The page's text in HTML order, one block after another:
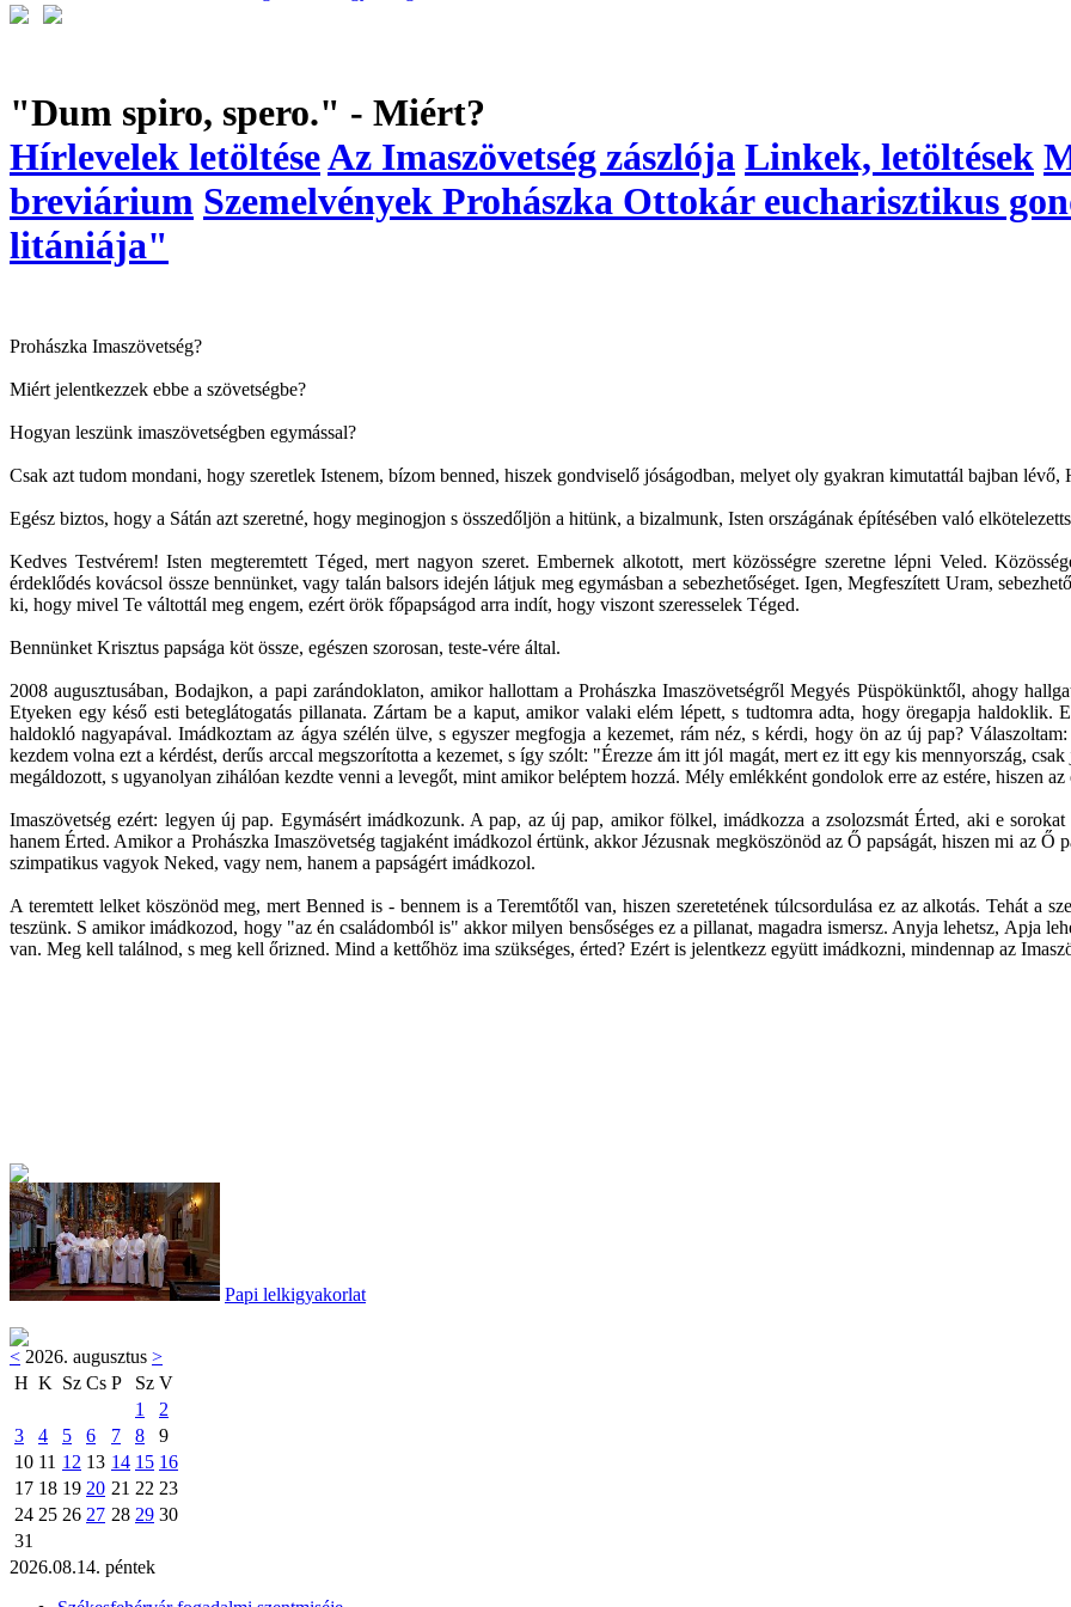
"Dum spiro, spero." - Miért?
Hírlevelek letöltéseAz Imaszövetség zászlója Linkek, letöltések
breviárium Szemelvények Prohászka Ottokár eucharisztikus
litániája"
Prohászka Imaszövetség?
Miért jelentkezzek ebbe a szövetségbe?
Hogyan leszünk imaszövetségben egymással?
Csak azt tudom mondani, hogy szeretlek Istenem, bízom benned, hiszek gondviselő jóságodban, melyet oly gyakran kimutattál bajban
Egész biztos, hogy a Sátán azt szeretné, hogy meginogjon s összedőljön a hitünk, a bizalmunk, Isten országának építésében való
Kedves Testvérem! Isten megteremtett Téged, mert nagyon szeret. Embernek alkotott, mert közösségre szeretne lépni Veled.
érdeklődés kovácsol össze bennünket, vagy talán balsors idején látjuk meg egymásban a sebezhetőséget. Igen, Megfeszített Uram,
ki, hogy mivel Te váltottál meg engem, ezért örök főpapságod arra indít, hogy viszont szeresselek Téged.
Bennünket Krisztus papsága köt össze, egészen szorosan, teste-vére által.
2008 augusztusában, Bodajkon, a papi zarándoklaton, amikor hallottam a Prohászka Imaszövetségről Megyés Püspökünktől, ahogy
Etyeken egy késő esti beteglátogatás pillanata. Zártam be a kaput, amikor valaki elém lépett, s tudtomra adta, hogy öregapja haldoklik.
haldokló nagyapával. Imádkoztam az ágya szélén ülve, s egyszer megfogja a kezemet, rám néz, s kérdi, hogy ön az új pap?
kezdem volna ezt a kérdést, derűs arccal megszorította a kezemet, s így szólt: "Érezze ám itt jól magát, mert ez itt egy kis mennyország,
megáldozott, s ugyanolyan zihálóan kezdte venni a levegőt, mint amikor beléptem hozzá. Mély emlékként gondolok erre az estére, hiszen
Imaszövetség ezért: legyen új pap. Egymásért imádkozunk. A pap, az új pap, amikor fölkel, imádkozza a zsolozsmát Érted, aki e
hanem Érted. Amikor a Prohászka Imaszövetség tagjaként imádkozol értünk, akkor Jézusnak megköszönöd az Ő papságát, hiszen mi az
szimpatikus vagyok Neked, vagy nem, hanem a papságért imádkozol.
A teremtett lelket köszönöd meg, mert Benned is - bennem is a Teremtőtől van, hiszen szeretetének túlcsordulása ez az alkotás. Tehát a
teszünk. S amikor imádkozod, hogy "az én családomból is" akkor milyen bensőséges ez a pillanat, magadra ismersz. Anyja lehetsz, Apja
van. Meg kell találnod, s meg kell őrizned. Mind a kettőhöz ima szükséges, érted? Ezért is jelentkezz együtt imádkozni, mindennap az
Papi lelkigyakorlat
< 2026. augusztus >
H K Sz Cs P Sz V
1
2
3
4 5 6 7 8
9
10 11 12 13 14 15 16
17 18 19 20 21 22 23
24 25 26 27 28 29 30
31
2026.08.14. péntek